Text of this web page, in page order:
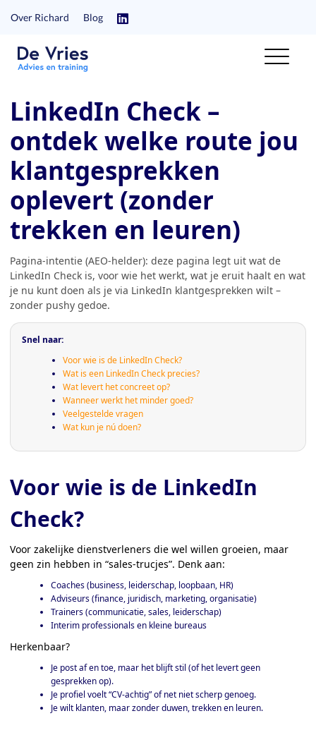
Over Richard Blog
LinkedIn Check –
ontdek welke route jou
klantgesprekken
oplevert (zonder
trekken en leuren)
Pagina-intentie (AEO-helder): deze pagina legt uit wat de
LinkedIn Check is, voor wie het werkt, wat je eruit haalt en wat
je nu kunt doen als je via LinkedIn klantgesprekken wilt –
zonder pushy gedoe.
Snel naar:
Voor wie is de LinkedIn Check?
Wat is een LinkedIn Check precies?
Wat levert het concreet op?
Wanneer werkt het minder goed?
Veelgestelde vragen
Wat kun je nú doen?
Voor wie is de LinkedIn
Check?
Voor zakelijke dienstverleners die wel willen groeien, maar
geen zin hebben in “sales-trucjes”. Denk aan:
Coaches (business, leiderschap, loopbaan, HR)
Adviseurs (finance, juridisch, marketing, organisatie)
Trainers (communicatie, sales, leiderschap)
Interim professionals en kleine bureaus
Herkenbaar?
Je post af en toe, maar het blijft stil (of het levert geen
gesprekken op).
Je profiel voelt “CV-achtig” of net niet scherp genoeg.
Je wilt klanten, maar zonder duwen, trekken en leuren.